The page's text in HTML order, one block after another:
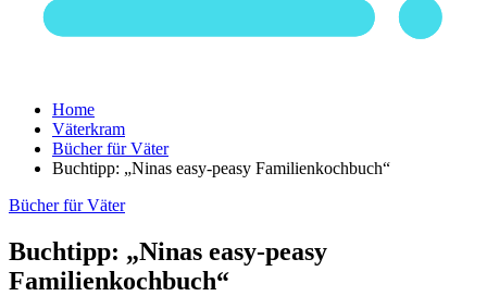
Home
Väterkram
Bücher für Väter
Buchtipp: „Ninas easy-peasy Familienkochbuch“
Bücher für Väter
Buchtipp: „Ninas easy-peasy
Familienkochbuch“